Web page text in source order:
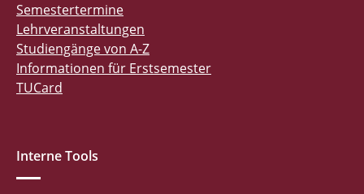
Semestertermine
Lehrveranstaltungen
Studiengänge von A-Z
Informationen für Erstsemester
TUCard
Interne Tools